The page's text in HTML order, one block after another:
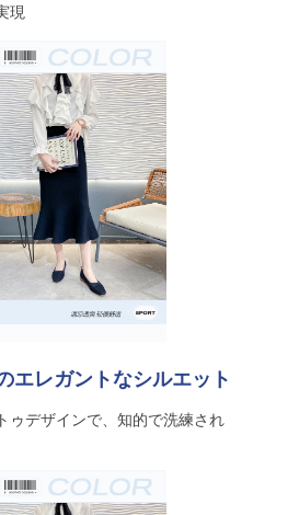
現
エレガントなシルエット
ゥデザインで、知的で洗練され